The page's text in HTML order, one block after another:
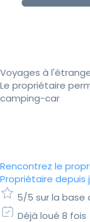
Voyages à
Le propriétaire
camping-car
Rencontrez le
Propriétaire depuis
5/5 sur la base
Déjà loué 8 fois